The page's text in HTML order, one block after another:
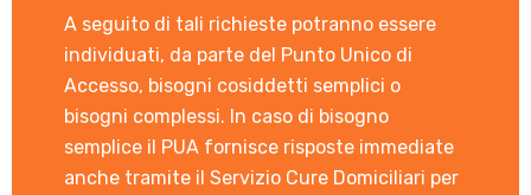
A seguito di tali richieste potranno essere
individuati, da parte del Punto Unico di
Accesso, bisogni cosiddetti semplici o
bisogni complessi. In caso di bisogno
semplice il PUA fornisce risposte immediate
anche tramite il Servizio Cure Domiciliari per